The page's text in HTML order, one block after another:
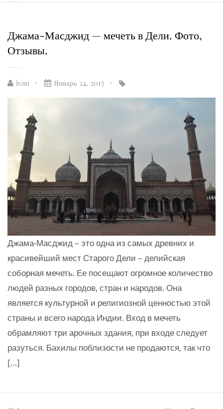
Джама-Масджид — мечеть в Дели. Фото,
Отзывы.
ivan Январь 24, 2015
Джама-Масджид – это одна из самых древних и
красивейший мест Старого Дели – делийская
соборная мечеть. Ее посещают огромное количество
людей разных городов, стран и народов. Она
является культурной и религиозной ценностью этой
страны и всего народа Индии. Вход в мечеть
обрамляют три арочных здания, при входе следует
разуться. Бахилы поблизости не продаются, так что
[…]